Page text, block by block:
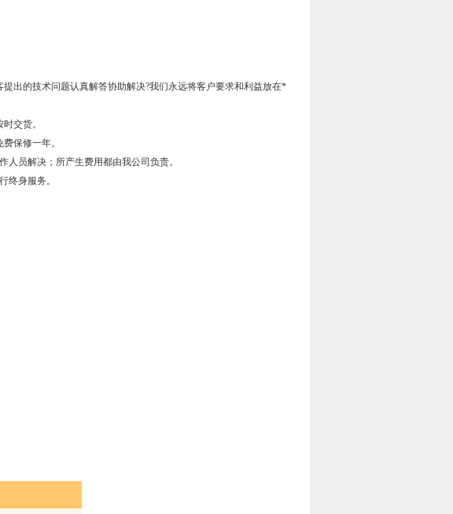
出的技术问题认真解答协助解决?我们永远将客户要求和利益放在*
交货。
保修一年。
员解决；所产生费用都由我公司负责。
终身服务。